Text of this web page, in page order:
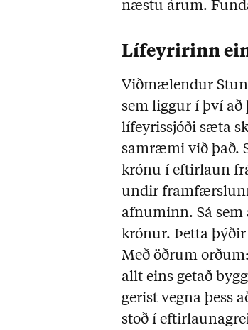
næstu árum.
Lífeyririnn
Viðmælendur
sem liggur í því að
lífeyrissjóði sæta
samræmi við það.
krónu í eftirlaun
undir
afnuminn. Sá
krónur. Þetta
Með öðrum
allt eins getað
gerist vegna þess
stoð í